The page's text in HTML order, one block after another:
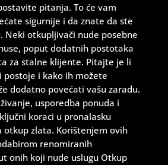
pitanja. To će vam
sigurnije i da znate da ste
Neki otkupljivači nude posebne
poput dodatnih postotaka
za stalne klijente. Pitajte je li
postoje i kako ih možete
dodatno povećati vašu zaradu.
usporedba ponuda i
koraci u pronalasku
otkup zlata. Korištenjem ovih
renomiranih
onih koji nude uslugu Otkup